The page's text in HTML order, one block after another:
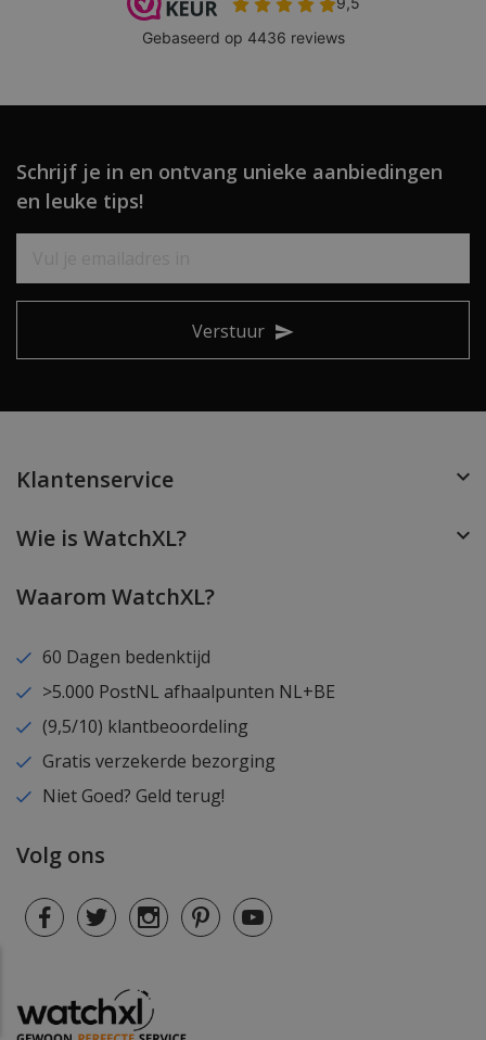
Schrijf je in en ontvang unieke aanbiedingen
en leuke tips!
Verstuur
Klantenservice
Wie is WatchXL?
Waarom WatchXL?
60 Dagen bedenktijd
>5.000 PostNL afhaalpunten NL+BE
(9,5/10) klantbeoordeling
Gratis verzekerde bezorging
Niet Goed? Geld terug!
Volg ons